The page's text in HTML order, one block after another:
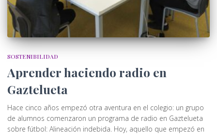
SOSTENIBILIDAD
Aprender haciendo radio en
Gaztelueta
Hace cinco años empezó otra aventura en el colegio: un grupo
de alumnos comenzaron un programa de radio en Gaztelueta
sobre fútbol: Alineación indebida. Hoy, aquello que empezó en